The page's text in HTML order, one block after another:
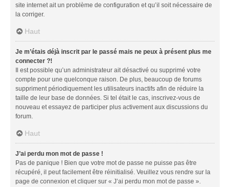
site internet ait un problème de configuration et qu’il soit nécessaire de
la corriger.
Haut
Je m’étais déjà inscrit par le passé mais ne peux à présent plus me
connecter ?!
Il est possible qu’un administrateur ait désactivé ou supprimé votre
compte pour une quelconque raison. De plus, beaucoup de forums
suppriment périodiquement les utilisateurs inactifs afin de réduire la
taille de leur base de données. Si tel était le cas, inscrivez-vous de
nouveau et essayez de participer plus activement aux discussions du
forum.
Haut
J’ai perdu mon mot de passe !
Pas de panique ! Bien que votre mot de passe ne puisse pas être
récupéré, il peut facilement être réinitialisé. Veuillez vous rendre sur la
page de connexion et cliquer sur « J’ai perdu mon mot de passe ».